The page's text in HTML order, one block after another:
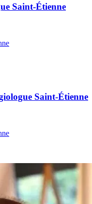
Saint-Étienne
Saint-Étienne